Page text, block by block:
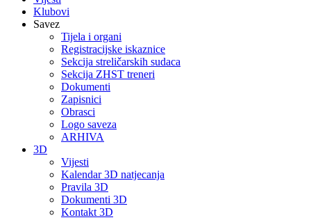
Klubovi
Savez
Tijela i organi
Registracijske iskaznice
Sekcija streličarskih sudaca
Sekcija ZHST treneri
Dokumenti
Zapisnici
Obrasci
Logo saveza
ARHIVA
3D
Vijesti
Kalendar 3D natjecanja
Pravila 3D
Dokumenti 3D
Kontakt 3D